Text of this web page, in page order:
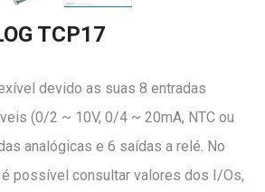
TCP17
devido as suas 8 entradas
(0/2 ~ 10V, 0/4 ~ 20mA, NTC ou
analógicas e 6 saídas a relé. No
possível consultar valores dos I/Os,